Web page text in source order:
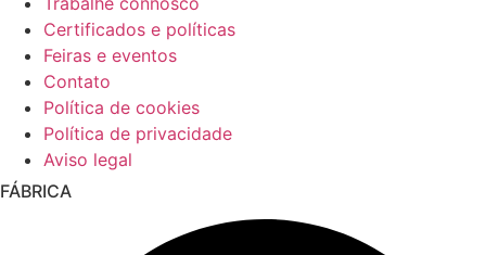
Certificados e políticas
Feiras e eventos
Contato
Política de cookies
Política de privacidade
Aviso legal
FÁBRICA